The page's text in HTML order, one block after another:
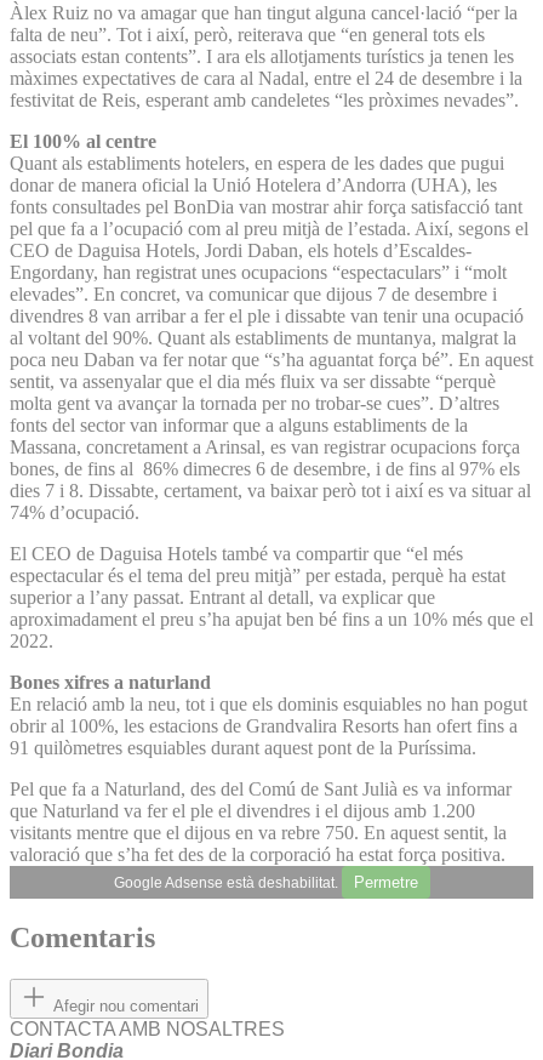
Àlex Ruiz no va amagar que han tingut alguna cancel·lació “per la
falta de neu”. Tot i així, però, reiterava que “en general tots els
associats estan contents”. I ara els allotjaments turístics ja tenen les
màximes expectatives de cara al Nadal, entre el 24 de desembre i la
festivitat de Reis, esperant amb candeletes “les pròximes nevades”.
El 100% al centre
Quant als establiments hotelers, en espera de les dades que pugui
donar de manera oficial la Unió Hotelera d’Andorra (UHA), les
fonts consultades pel BonDia van mostrar ahir força satisfacció tant
pel que fa a l’ocupació com al preu mitjà de l’estada. Així, segons el
CEO de Daguisa Hotels, Jordi Daban, els hotels d’Escaldes-
Engordany, han registrat unes ocupacions “espectaculars” i “molt
elevades”. En concret, va comunicar que dijous 7 de desembre i
divendres 8 van arribar a fer el ple i dissabte van tenir una ocupació
al voltant del 90%. Quant als establiments de muntanya, malgrat la
poca neu Daban va fer notar que “s’ha aguantat força bé”. En aquest
sentit, va assenyalar que el dia més fluix va ser dissabte “perquè
molta gent va avançar la tornada per no trobar-se cues”. D’altres
fonts del sector van informar que a alguns establiments de la
Massana, concretament a Arinsal, es van registrar ocupacions força
bones, de fins al 86% dimecres 6 de desembre, i de fins al 97% els
dies 7 i 8. Dissabte, certament, va baixar però tot i així es va situar al
74% d’ocupació.
El CEO de Daguisa Hotels també va compartir que “el més
espectacular és el tema del preu mitjà” per estada, perquè ha estat
superior a l’any passat. Entrant al detall, va explicar que
aproximadament el preu s’ha apujat ben bé fins a un 10% més que el
2022.
Bones xifres a naturland
En relació amb la neu, tot i que els dominis esquiables no han pogut
obrir al 100%, les estacions de Grandvalira Resorts han ofert fins a
91 quilòmetres esquiables durant aquest pont de la Puríssima.
Pel que fa a Naturland, des del Comú de Sant Julià es va informar
que Naturland va fer el ple el divendres i el dijous amb 1.200
visitants mentre que el dijous en va rebre 750. En aquest sentit, la
valoració que s’ha fet des de la corporació ha estat força positiva.
Google Adsense està deshabilitat. Permetre
Comentaris
Afegir nou comentari
CONTACTA AMB NOSALTRES
Diari Bondia